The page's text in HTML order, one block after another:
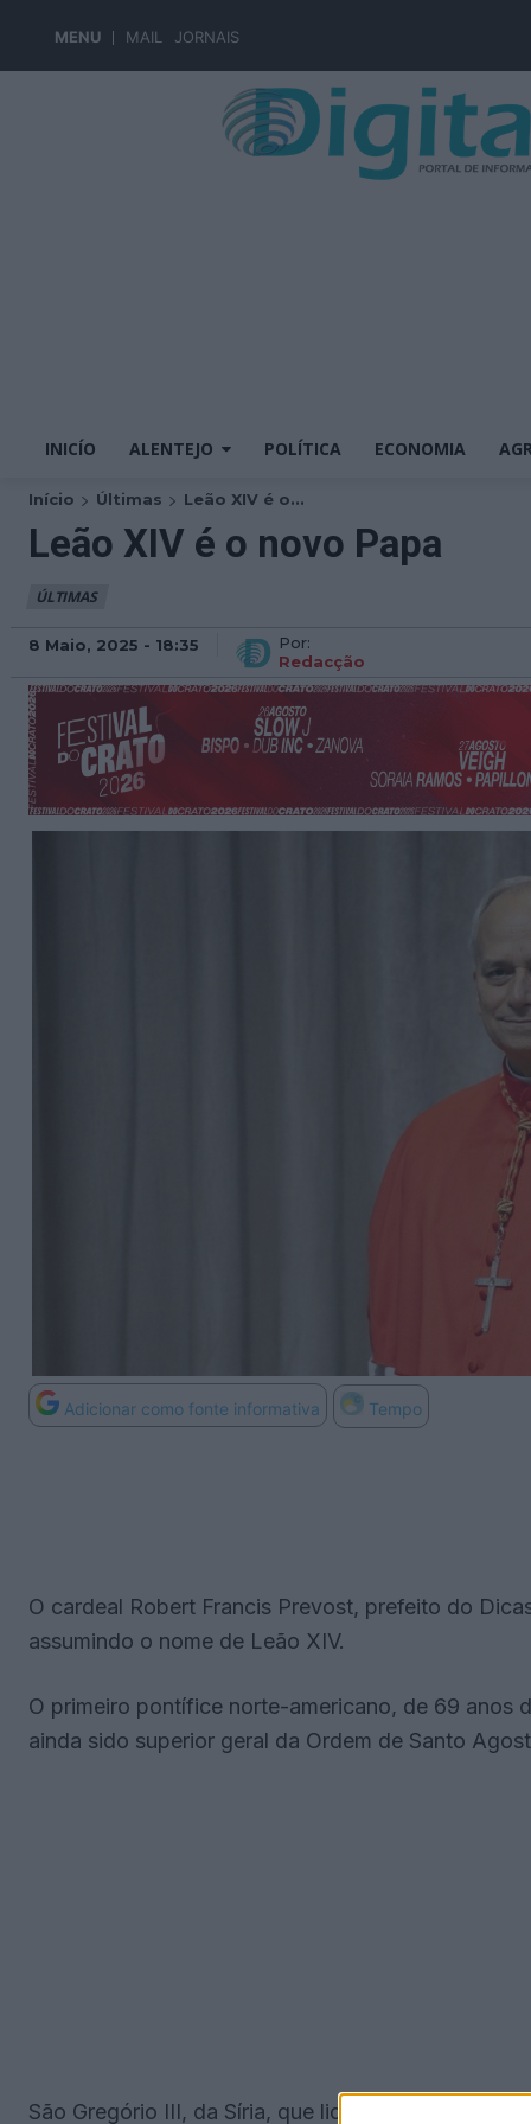
MENU MAIL JORNAIS
INICÍO ALENTEJO POLÍTICA ECONOMIA
Início Últimas Leão XIV é o...
Leão XIV é o novo Papa
ÚLTIMAS
8 Maio, 2025 - 18:35
Por:
Redacção
Adicionar como fonte informativa Tempo
O cardeal Robert Francis Prevost, prefeito do
assumindo o nome de Leão XIV.
O primeiro pontífice norte-americano, de 69 anos
ainda sido superior geral da Ordem de Santo
São Gregório III, da Síria, que liderou a Igreja